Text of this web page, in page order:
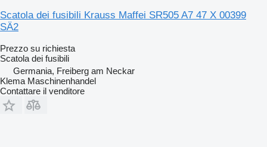
Scatola dei fusibili Krauss Maffei SR505 A7 47 X 00399
SÄ2
Prezzo su richiesta
Scatola dei fusibili
Germania, Freiberg am Neckar
Klema Maschinenhandel
Contattare il venditore